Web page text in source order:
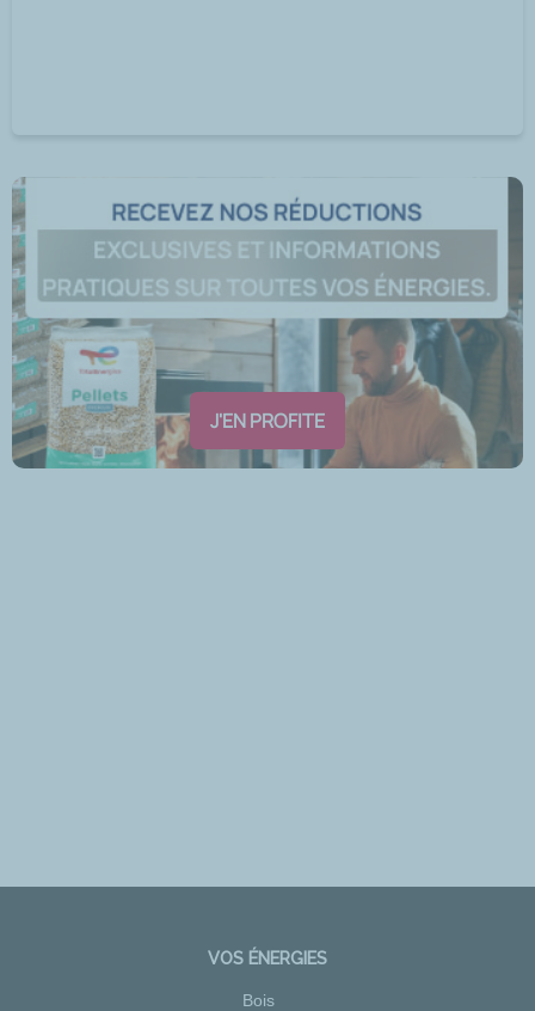
J'EN PROFITE
VOS ÉNERGIES
Bois